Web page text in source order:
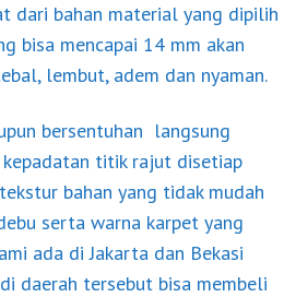
dari bahan material yang dipilih
bisa mencapai 14 mm akan
lembut, adem dan nyaman.
bersentuhan langsung
titik rajut disetiap
bahan yang tidak mudah
serta warna karpet yang
ada di Jakarta dan Bekasi
daerah tersebut bisa membeli